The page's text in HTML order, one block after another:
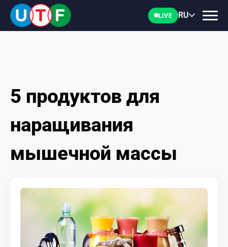
LIVE RU
ГЛАВНАЯ
ФТУ
НОВОСТИ
ПЕРСОНАЛИИ
МЕДИА
5 продуктов для
наращивания
мышечной массы